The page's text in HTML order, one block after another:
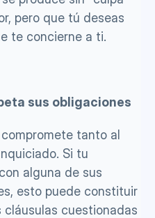
pero que tú deseas
te concierne a ti.
sus obligaciones
tanto al
Si tu
alguna de sus
esto puede constituir
cláusulas cuestionadas